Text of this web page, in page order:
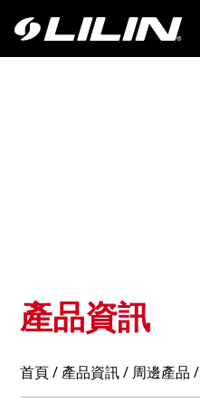
產品資訊
首頁/ 產品資訊/ 周邊產品 /